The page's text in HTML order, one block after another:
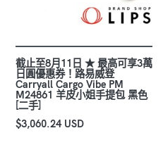
截止至8月11日 ★ 最高可享3萬
日圓優惠券！路易威登
Carryall Cargo Vibe PM
M24861 羊皮小姐手提包 黑色
[二手]
$3,060.24 USD